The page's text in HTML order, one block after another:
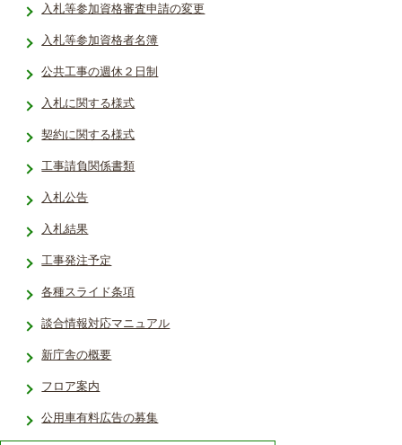
入札等参加資格審査申請の変更
入札等参加資格者名簿
公共工事の週休２日制
入札に関する様式
契約に関する様式
工事請負関係書類
入札公告
入札結果
工事発注予定
各種スライド条項
談合情報対応マニュアル
新庁舎の概要
フロア案内
公用車有料広告の募集